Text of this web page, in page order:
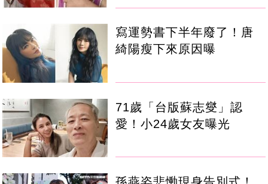
寫運勢書下半年廢了！唐
綺陽瘦下來原因曝
71歲「台版蘇志燮」認
愛！小24歲女友曝光